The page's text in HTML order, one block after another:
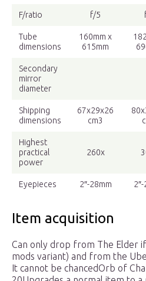
F/ratio f/5
Tube
dimensions
160mm x
615mm
Secondary
mirror
diameter
Shipping
dimensions
67x29x26
cm3
Highest
practical
power
260x
Eyepieces 2″-28mm
Item acquisition
Can only drop from The Elder
mods variant) and from the
It cannot be chancedOrb of